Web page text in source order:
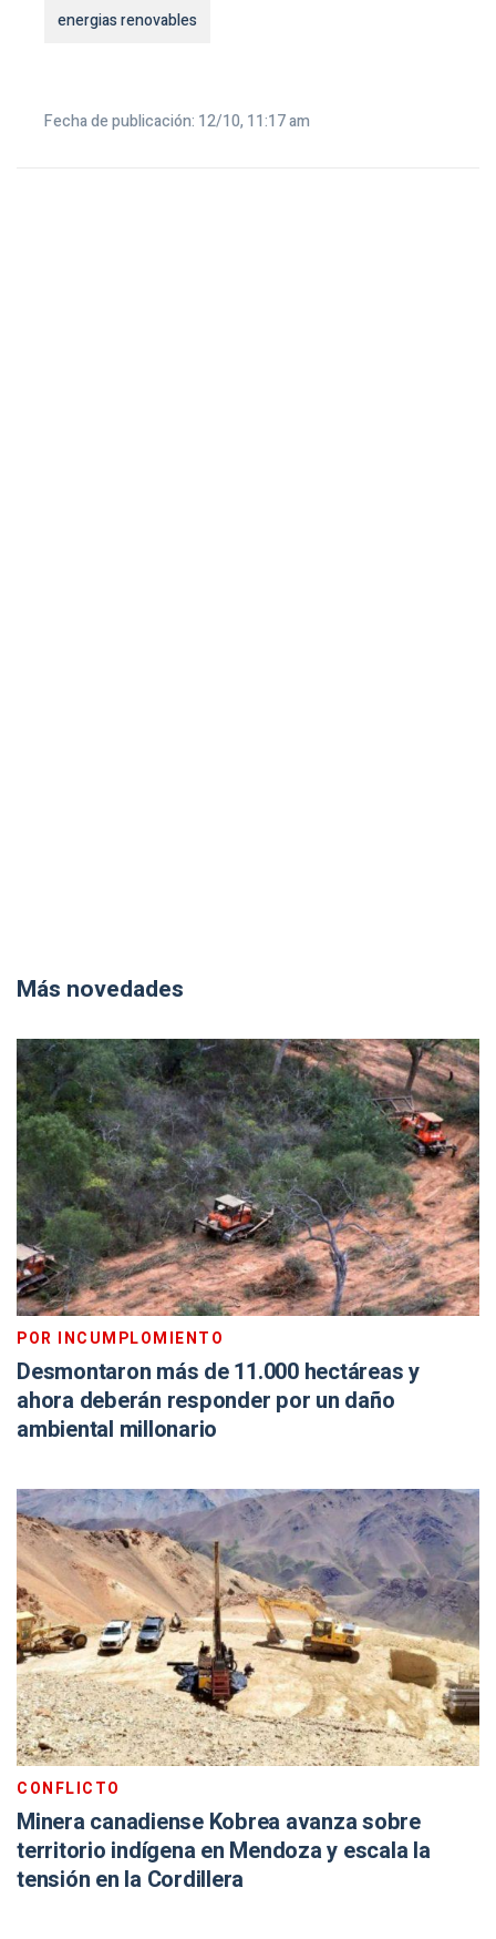
energias renovables
Fecha de publicación: 12/10, 11:17 am
Más novedades
POR INCUMPLOMIENTO
Desmontaron más de 11.000 hectáreas y
ahora deberán responder por un daño
ambiental millonario
CONFLICTO
Minera canadiense Kobrea avanza sobre
territorio indígena en Mendoza y escala la
tensión en la Cordillera